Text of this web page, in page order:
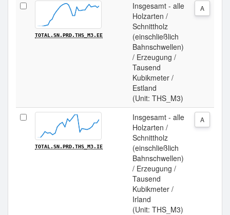
TOTAL.SN.PRD.THS_M3.EE
Insgesamt - alle
Holzarten /
Schnittholz
(einschließlich
Bahnschwellen)
/ Erzeugung /
Tausend
Kubikmeter /
Estland
(Unit: THS_M3)
A
TOTAL.SN.PRD.THS_M3.IE
Insgesamt - alle
Holzarten /
Schnittholz
(einschließlich
Bahnschwellen)
/ Erzeugung /
Tausend
Kubikmeter /
Irland
(Unit: THS_M3)
A